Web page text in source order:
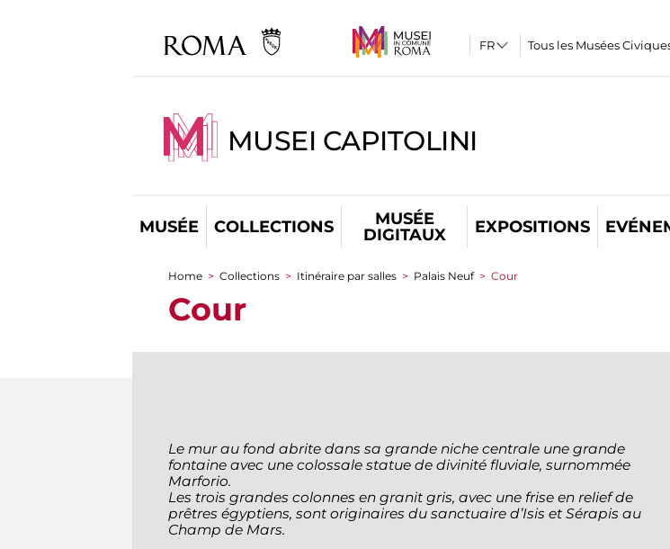
Tous les Musées
MUSEI CAPITOLINI
MUSÉE COLLECTIONS
MUSÉE
DIGITAUX
EXPOSITIONS
You are here
Home > Collections > Itinéraire par salles > Palais Neuf > Cour
Cour
Le mur au fond abrite dans sa grande niche centrale une grande
fontaine avec une colossale statue de divinité fluviale, surnommée
Marforio.
Les trois grandes colonnes en granit gris, avec une frise en relief de
prêtres égyptiens, sont originaires du sanctuaire d’Isis et Sérapis au
Champ de Mars.